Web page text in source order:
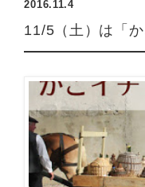
2016.11.4
11/5（土）は「